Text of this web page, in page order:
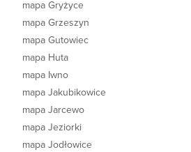
mapa Gryżyce
mapa Grzeszyn
mapa Gutowiec
mapa Huta
mapa Iwno
mapa Jakubikowice
mapa Jarcewo
mapa Jeziorki
mapa Jodłowice